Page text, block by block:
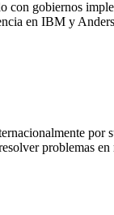
con gobiernos
en IBM y
por
problemas en